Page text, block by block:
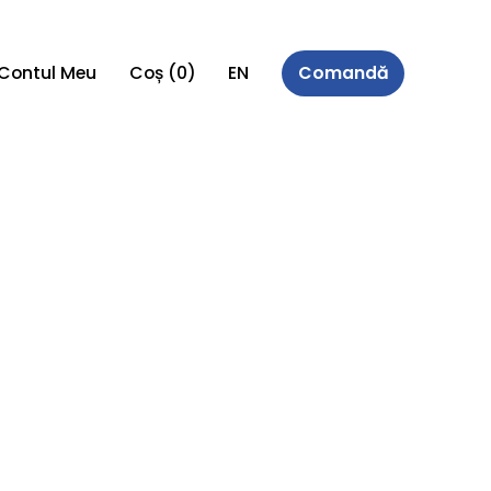
Meu Coș (0) EN Comandă